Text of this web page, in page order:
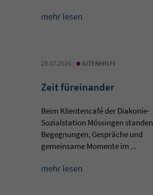
mehr lesen
28.07.2026 | • ALTENHILFE
Zeit füreinander
Beim Klientencafé der Diakonie-
Sozialstation Mössingen standen
Begegnungen, Gespräche und
gemeinsame Momente im ...
mehr lesen